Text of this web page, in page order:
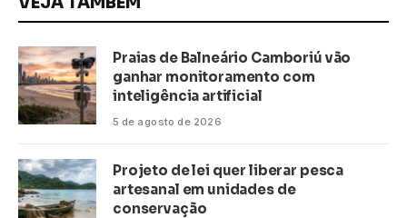
Praias de Balneário Camboriú vão
ganhar monitoramento com
inteligência artificial
5 de agosto de 2026
Projeto de lei quer liberar pesca
artesanal em unidades de
conservação